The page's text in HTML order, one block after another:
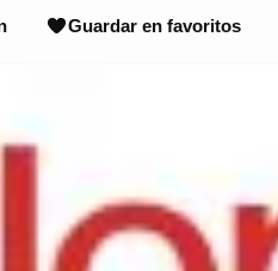
Guardar en favoritos